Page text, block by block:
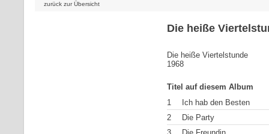
zurück zur Übersicht
Die heiße
Die heiße Viertelstunde
1968
Titel auf diesem Album
1
Ich hab den Besten
2
Die Party